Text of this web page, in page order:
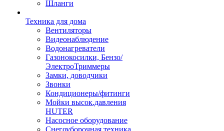
Шланги
Техника для дома
Вентиляторы
Видеонаблюдение
Водонагреватели
Газонокосилки, Бензо/
ЭлектроТриммеры
Замки, доводчики
Звонки
Кондиционеры/фитинги
Мойки высок.давления
HUTER
Насосное оборудование